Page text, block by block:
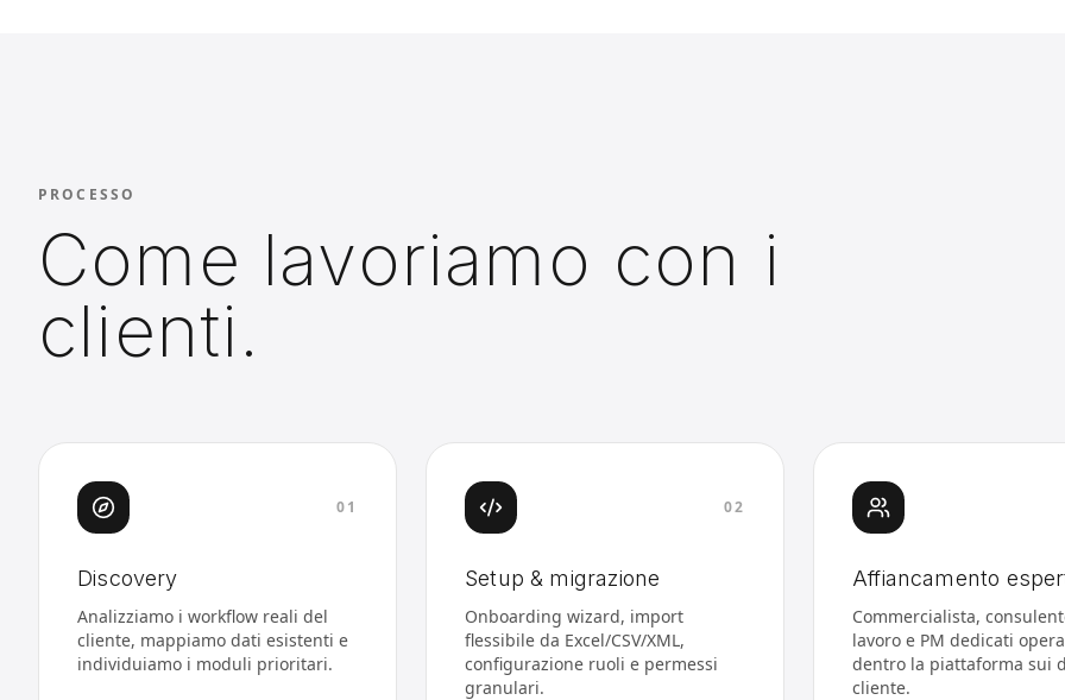
PROCESSO
Come lavoriamo con i
clienti.
01
Discovery
Analizziamo i workflow reali del
cliente, mappiamo dati esistenti e
individuiamo i moduli prioritari.
02
Setup & migrazione
Onboarding wizard, import
flessibile da Excel/CSV/XML,
configurazione ruoli e permessi
granulari.
Affiancamento
Commercialista,
lavoro e PM dedicati
dentro la piattaforma sui
cliente.